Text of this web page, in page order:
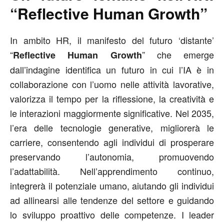
“Reflective Human Growth”
In ambito HR, il manifesto del futuro ‘distante’
“Reflective Human Growth” che emerge
dall’indagine identifica un futuro in cui l’IA è in
collaborazione con l’uomo nelle attività lavorative,
valorizza il tempo per la riflessione, la creatività e
le interazioni maggiormente significative. Nel 2035,
l’era delle tecnologie generative, migliorerà le
carriere, consentendo agli individui di prosperare
preservando l’autonomia, promuovendo
l’adattabilità. Nell’apprendimento continuo,
integrerà il potenziale umano, aiutando gli individui
ad allinearsi alle tendenze del settore e guidando
lo sviluppo proattivo delle competenze. I leader